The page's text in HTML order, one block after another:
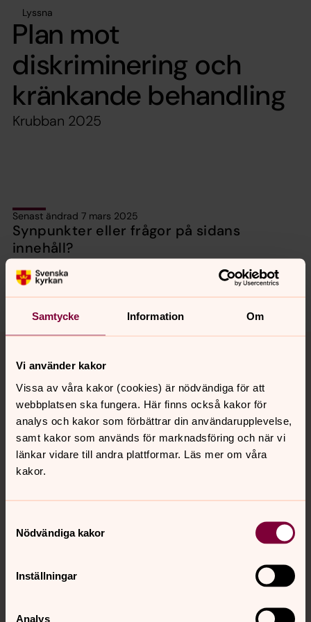
Samtycke Information Om
Vi använder kakor
Vissa av våra kakor (cookies) är nödvändiga för att
webbplatsen ska fungera. Här finns också kakor för
analys och kakor som förbättrar din användarupplevelse,
samt kakor som används för marknadsföring och när vi
länkar vidare till andra plattformar. Läs mer om våra
kakor.
Nödvändiga kakor
Inställningar
Analys
Lyssna
Plan mot
diskriminering och
kränkande behandling
Krubban 2025
Senast ändrad 7 mars 2025
Synpunkter eller frågor på sidans
innehåll?
motala.forsamling@svenskakyrkan.se
Dela
Tillbaka till toppen
Tillbaka till innehållet
Kontakt
Kalender